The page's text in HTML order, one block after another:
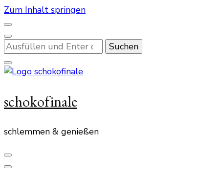
Zum Inhalt springen
Suchst
du
nach
etwas?
schokofinale
schlemmen & genießen